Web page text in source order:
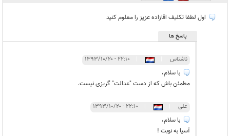
اول لطفا تکلیف اقازاده عزیز را معلوم کنید
پاسخ ها
ناشناس ۲۲:۱۰ - ۱۳۹۳/۱۰/۲۰
با سلام،
مطمئن باش که از دست "عدالت" گریزی نیست.
علی ۲۲:۱۰ - ۱۳۹۳/۱۰/۲۰
با سلام،
آسیا به نوبت !